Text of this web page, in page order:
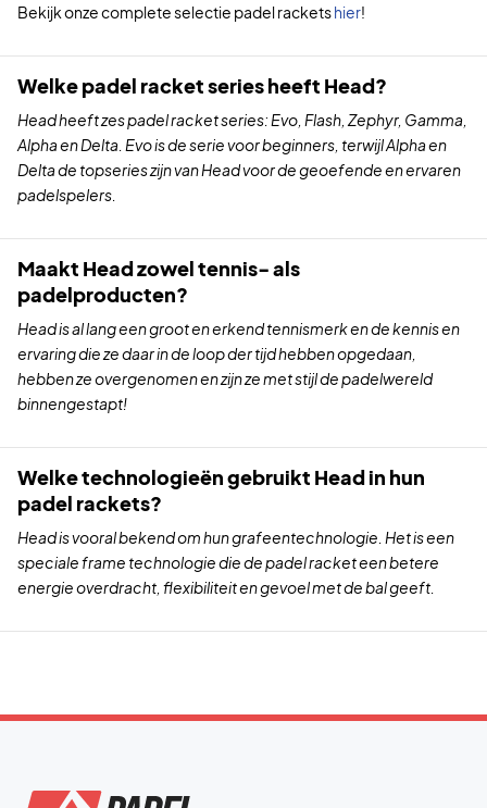
Bekijk onze complete selectie padel racketshier!
Welke padel racket series heeft Head?
Head heeft zes padel racket series: Evo, Flash, Zephyr, Gamma,
Alpha en Delta. Evo is de serie voor beginners, terwijl Alpha en
Delta de topseries zijn van Head voor de geoefende en ervaren
padelspelers.
Maakt Head zowel tennis- als
padelproducten?
Head is al lang een groot en erkend tennismerk en de kennis en
ervaring die ze daar in de loop der tijd hebben opgedaan,
hebben ze overgenomen en zijn ze met stijl de padelwereld
binnengestapt!
Welke technologieën gebruikt Head in hun
padel rackets?
Head is vooral bekend om hun grafeentechnologie. Het is een
speciale frame technologie die de padel racket een betere
energie overdracht, flexibiliteit en gevoel met de bal geeft.